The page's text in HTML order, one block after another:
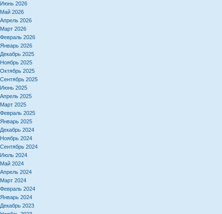
Июнь 2026
Май 2026
Апрель 2026
Март 2026
Февраль 2026
Январь 2026
Декабрь 2025
Ноябрь 2025
Октябрь 2025
Сентябрь 2025
Июнь 2025
Апрель 2025
Март 2025
Февраль 2025
Январь 2025
Декабрь 2024
Ноябрь 2024
Сентябрь 2024
Июль 2024
Май 2024
Апрель 2024
Март 2024
Февраль 2024
Январь 2024
Декабрь 2023